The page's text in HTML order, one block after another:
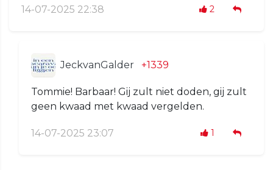
14-07-2025 22:38 2
JeckvanGalder +1339
Tommie! Barbaar! Gij zult niet doden, gij zult
geen kwaad met kwaad vergelden.
14-07-2025 23:07 1